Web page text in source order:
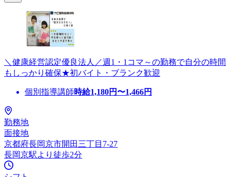
＼健康経営認定優良法人／週1・1コマ～の勤務で自分の時間
もしっかり確保★初バイト・ブランク歓迎
個別指導講師時給1,180円〜1,466円
勤務地
面接地
京都府長岡京市開田三丁目7-27
長岡京駅より徒歩2分